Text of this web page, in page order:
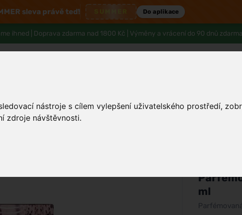
nástroje s cílem vylepšení uživatelského prostředí,
zdroje návštěvnosti.
sleva právě teď! Do aplikace
ihned | Doprava zdarma nad 1800 Kč | Výměny a vrácení do 90 dnů zdarma
hygiena Děti
ml